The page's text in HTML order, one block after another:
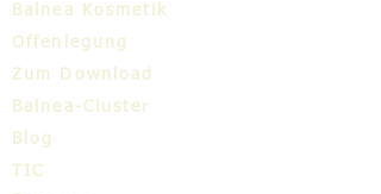
Balnea Kosmetik
Offenlegung
Zum Download
Balnea-Cluster
Blog
TIC